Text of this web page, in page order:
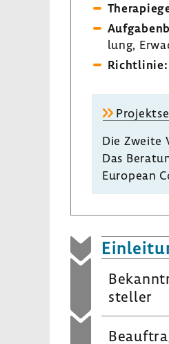
lung,
Richt­linie:
Die Zweite
Das
European
steller